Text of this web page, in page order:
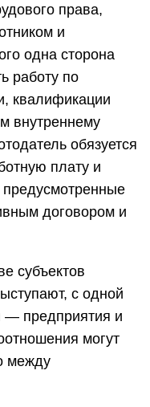
права,
и
одна сторона
работу по
квалификации
внутреннему
обязуется
плату и
предусмотренные
договором и
субъектов
с одной
— предприятия и
могут
между